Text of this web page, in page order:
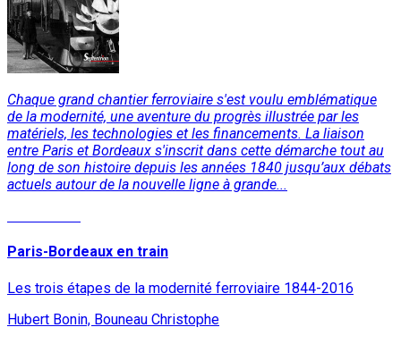
Chaque grand chantier ferroviaire s'est voulu emblématique
de la modernité, une aventure du progrès illustrée par les
matériels, les technologies et les financements. La liaison
entre Paris et Bordeaux s'inscrit dans cette démarche tout au
long de son histoire depuis les années 1840 jusqu’aux débats
actuels autour de la nouvelle ligne à grande...
Paris-Bordeaux en train
Les trois étapes de la modernité ferroviaire 1844-2016
Hubert Bonin, Bouneau Christophe